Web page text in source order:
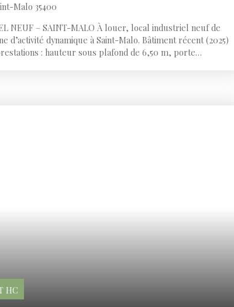
Malo 35400
NEUF – SAINT-MALO À louer, local industriel neuf de
d’activité dynamique à Saint-Malo. Bâtiment récent (2025)
: hauteur sous plafond de 6,50 m, porte
HC